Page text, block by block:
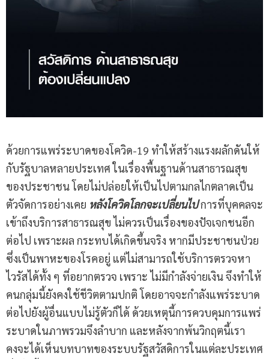
ด้วยการแพร่ระบาดของโควิด-19 ทำให้สร้างแรงผลักดันให้
กับรัฐบาลหลายประเทศ ในเรื่องพื้นฐานด้านสาธารณสุข
ของประชาชน โดยไม่ปล่อยให้เป็นไปตามกลไกตลาดเป็น
ตัวจัดการอย่างเคย หลังโควิดโลกจะเปลี่ยนไปการที่บุคคลจะ
เข้าถึงบริการสาธารณสุข ไม่ควรเป็นเรื่องของปัจเจกชนอีก
ต่อไป เพราะผล กระทบได้เกิดขึ้นจริง หากมีประชาชนป่วย
ซึ่งเป็นพาหะของโรคอยู่ แต่ไม่สามารถใช้บริการตรวจหา
ไวรัสได้ทั้ง ๆ ที่อยากตรวจ เพราะ ไม่มีกำลังจ่ายเงิน จึงทำให้
คนกลุ่มนี้ยังคงใช้ชีวิตตามปกติ โดยอาจจะกำลังแพร่ระบาด
ต่อไปยังผู้อื่นแบบไม่รู้ตัวก็ได้ ด้วยเหตุนี้การควบคุมการแพร่
ระบาดในภาพรวมจึงลำบาก และหลังจากพ้นวิกฤตนี้เรา
คงจะได้เห็นบทบาทของระบบรัฐสวัสดิการในแต่ละประเทศ